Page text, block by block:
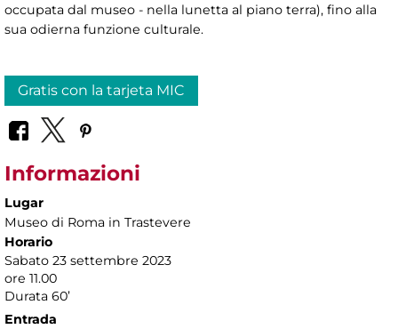
occupata dal museo - nella lunetta al piano terra), fino alla
sua odierna funzione culturale.
Gratis con la tarjeta MIC
Informazioni
Lugar
Museo di Roma in Trastevere
Horario
Sabato 23 settembre 2023
ore 11.00
Durata 60’
Entrada